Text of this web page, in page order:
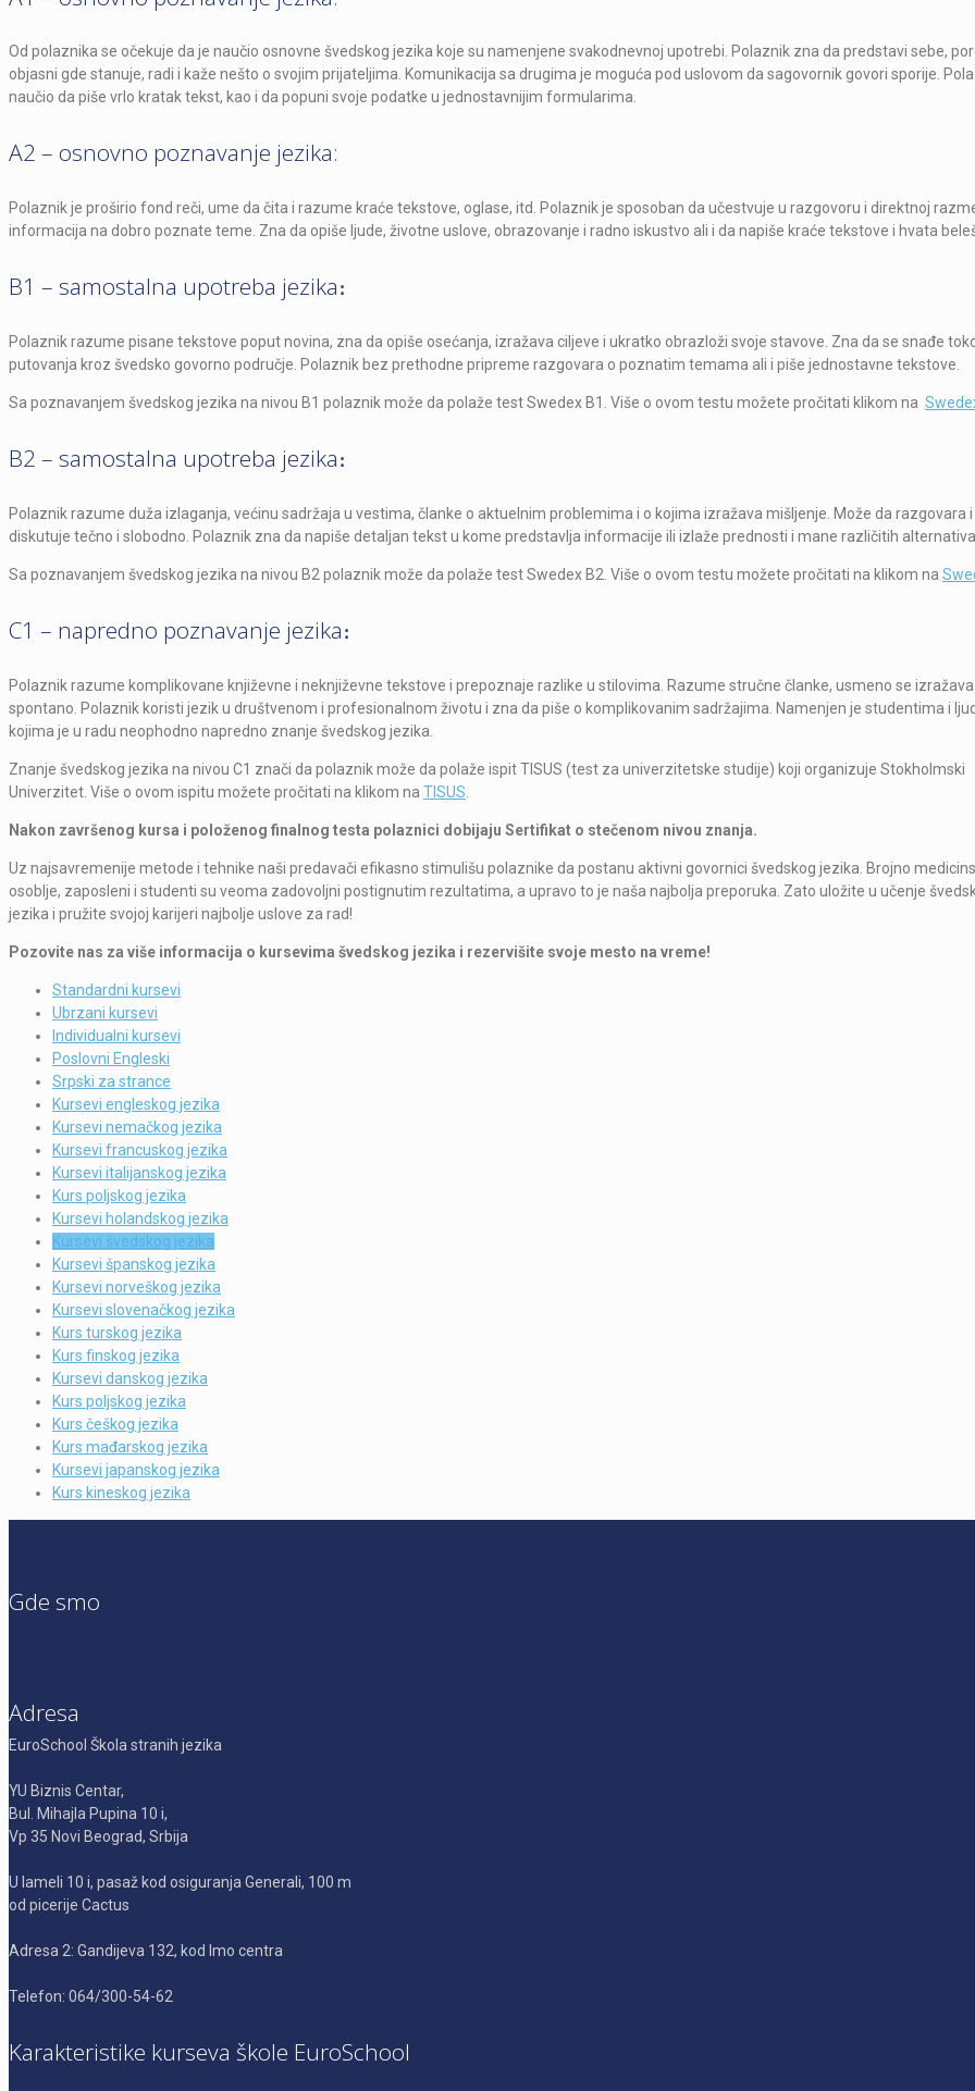
Od polaznika se očekuje da je naučio osnovne švedskog jezika koje su namenjene svakodnevnoj upotrebi. Polaznik zna da predstavi sebe,
objasni gde stanuje, radi i kaže nešto o svojim prijateljima. Komunikacija sa drugima je moguća pod uslovom da sagovornik govori sporije.
naučio da piše vrlo kratak tekst, kao i da popuni svoje podatke u jednostavnijim formularima.
A2 – osnovno poznavanje jezika:
Polaznik je proširio fond reči, ume da čita i razume kraće tekstove, oglase, itd. Polaznik je sposoban da učestvuje u razgovoru i direktnoj
informacija na dobro poznate teme. Zna da opiše ljude, životne uslove, obrazovanje i radno iskustvo ali i da napiše kraće tekstove i hvata
B1 – samostalna upotreba jezika։
Polaznik razume pisane tekstove poput novina, zna da opiše osećanja, izražava ciljeve i ukratko obrazloži svoje stavove. Zna da se snađe
putovanja kroz švedsko govorno područje. Polaznik bez prethodne pripreme razgovara o poznatim temama ali i piše jednostavne tekstove.
Sa poznavanjem švedskog jezika na nivou B1 polaznik može da polaže test Swedex B1. Više o ovom testu možete pročitati klikom na
B2 – samostalna upotreba jezika։
Polaznik razume duža izlaganja, većinu sadržaja u vestima, članke o aktuelnim problemima i o kojima izražava mišljenje. Može da razgovara i
diskutuje tečno i slobodno. Polaznik zna da napiše detaljan tekst u kome predstavlja informacije ili izlaže prednosti i mane različitih alternativa.
Sa poznavanjem švedskog jezika na nivou B2 polaznik može da polaže test Swedex B2. Više o ovom testu možete pročitati na klikom na
C1 – napredno poznavanje jezika։
Polaznik razume komplikovane književne i neknjiževne tekstove i prepoznaje razlike u stilovima. Razume stručne članke, usmeno se
spontano. Polaznik koristi jezik u društvenom i profesionalnom životu i zna da piše o komplikovanim sadržajima. Namenjen je studentima i
kojima je u radu neophodno napredno znanje švedskog jezika.
Znanje švedskog jezika na nivou C1 znači da polaznik može da polaže ispit TISUS (test za univerzitetske studije) koji organizuje Stokholmski
Univerzitet. Više o ovom ispitu možete pročitati na klikom na TISUS
Nakon završenog kursa i položenog finalnog testa polaznici dobijaju Sertifikat o stečenom nivou znanja.
Uz najsavremenije metode i tehnike naši predavači efikasno stimulišu polaznike da postanu aktivni govornici švedskog jezika. Brojno
osoblje, zaposleni i studenti su veoma zadovoljni postignutim rezultatima, a upravo to je naša najbolja preporuka. Zato uložite u učenje
jezika i pružite svojoj karijeri najbolje uslove za rad!
Pozovite nas za više informacija o kursevima švedskog jezika i rezervišite svoje mesto na vreme!
Standardni kursevi
Ubrzani kursevi
Individualni kursevi
Poslovni Engleski
Srpski za strance
Kursevi engleskog jezika
Kursevi nemačkog jezika
Kursevi francuskog jezika
Kursevi italijanskog jezika
Kurs poljskog jezika
Kursevi holandskog jezika
Kursevi švedskog jezika
Kursevi španskog jezika
Kursevi norveškog jezika
Kursevi slovenačkog jezika
Kurs turskog jezika
Kurs finskog jezika
Kursevi danskog jezika
Kurs poljskog jezika
Kurs češkog jezika
Kurs mađarskog jezika
Kursevi japanskog jezika
Kurs kineskog jezika
Gde smo
Adresa
EuroSchool Škola stranih jezika
YU Biznis Centar,
Bul. Mihajla Pupina 10 i,
Vp 35 Novi Beograd, Srbija
U lameli 10 i, pasaž kod osiguranja Generali, 100 m
od picerije Cactus
Adresa 2: Gandijeva 132, kod Imo centra
Telefon: 064/300-54-62
Karakteristike kurseva škole EuroSchool